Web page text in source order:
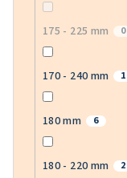
175 - 225 mm 0
170 - 240 mm 1
180 mm 6
180 - 220 mm 2